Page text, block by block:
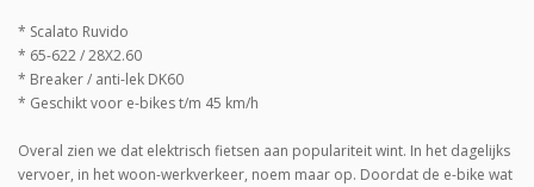
* Scalato Ruvido
* 65-622 / 28X2.60
* Breaker / anti-lek DK60
* Geschikt voor e-bikes t/m 45 km/h
Overal zien we dat elektrisch fietsen aan populariteit wint. In het dagelijks
vervoer, in het woon-werkverkeer, noem maar op. Doordat de e-bike wat